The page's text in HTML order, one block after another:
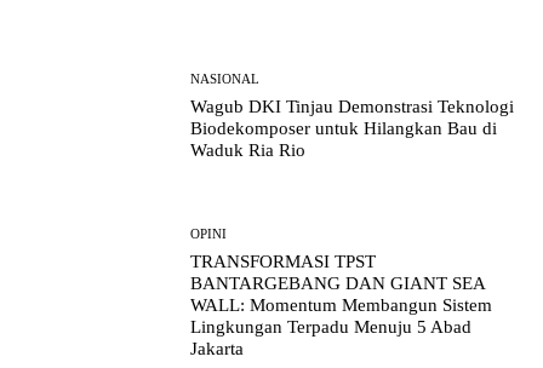
NASIONAL
Wagub DKI Tinjau Demonstrasi Teknologi
Biodekomposer untuk Hilangkan Bau di
Waduk Ria Rio
OPINI
TRANSFORMASI TPST
BANTARGEBANG DAN GIANT SEA
WALL: Momentum Membangun Sistem
Lingkungan Terpadu Menuju 5 Abad
Jakarta